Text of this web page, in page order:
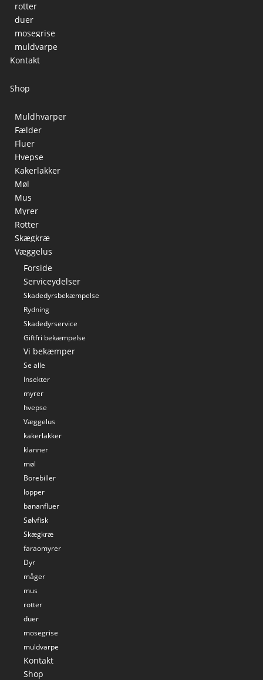
rotter
duer
mosegrise
muldvarpe
Kontakt
Shop
Muldhvarper
Fælder
Fluer
Hvepse
Kakerlakker
Møl
Mus
Myrer
Rotter
Skægkræ
Væggelus
Forside
Serviceydelser
Skadedyrsbekæmpelse
Rydning
Skadedyrservice
Giftfri bekæmpelse
Vi bekæmper
Se alle
Insekter
myrer
hvepse
Væggelus
kakerlakker
klanner
møl
Borebiller
lopper
bananfluer
Sølvfisk
Skægkræ
faraomyrer
Dyr
måger
mus
rotter
duer
mosegrise
muldvarpe
Kontakt
Shop